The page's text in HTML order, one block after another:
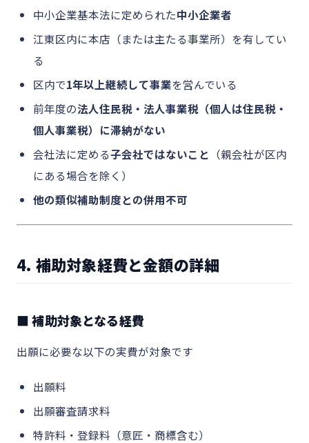
中小企業基本法に定められた中小企業者
江東区内に本店（または主たる事業所）を有してい
る
区内で1年以上継続して事業を営んでいる
前年度の法人住民税・法人事業税（個人は住民税・
個人事業税）に滞納がない
会社法に定める子会社ではないこと （親会社が区内
にある場合を除く）
他の類似補助制度との併用不可
4. 補助対象経費と金額の詳細
■ 補助対象となる経費
出願に必要な以下の実費が対象です
出願料
出願審査請求料
特許料・登録料（意匠・商標含む）